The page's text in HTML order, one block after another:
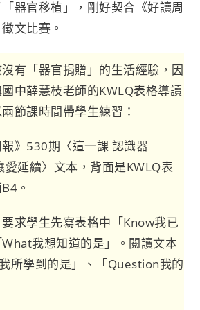
器官移植」，剛好契合《好讀周
文比賽。
有「器官捐贈」的生活經驗，因
中薛慧枝老師的KWLQ表格導讀
節課時間帶學生練習：
》530期〈這一課 認識器
延續〉文本，背面是KWLQ表
。
求學生先寫表格中「Know我已
我想知道的是」。閱讀文本
所學到的是」、「Question我的